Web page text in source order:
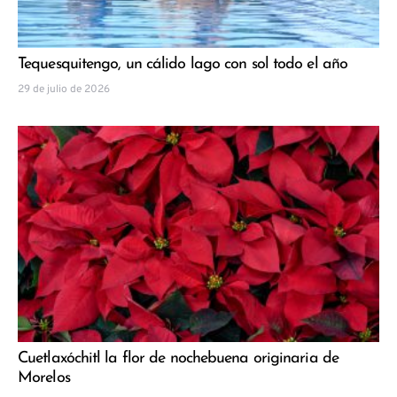
Tequesquitengo, un cálido lago con sol todo el año
29 de julio de 2026
Cuetlaxóchitl la flor de nochebuena originaria de
Morelos